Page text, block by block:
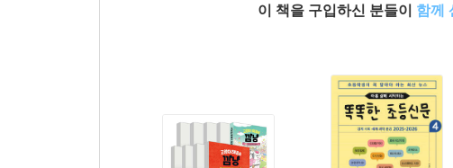
이 책을 구입하신 분들이 함께